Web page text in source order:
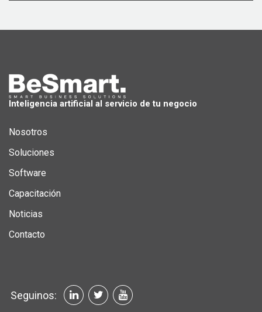
Inteligencia artificial al servicio de tu negocio
Nosotros
Soluciones
Software
Capacitación
Noticias
Contacto
Seguinos: